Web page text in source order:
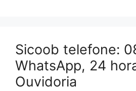
Sicoob telefone:
WhatsApp, 24
Ouvidoria